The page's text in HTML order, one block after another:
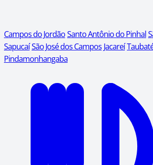
Campos do JordãoSanto Antônio do Pinhal
SapucaíSão José dos Campos Jacareí
Pindamonhangaba